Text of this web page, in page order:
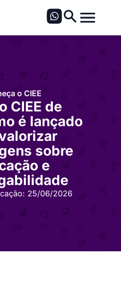
o CIEE
CIEE de
é lançado
sobre
e
25/06/2026